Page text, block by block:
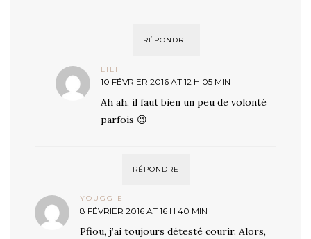
RÉPONDRE
LILI
10 FÉVRIER 2016 AT 12 H 05 MIN
Ah ah, il faut bien un peu de volonté
parfois 😉
RÉPONDRE
YOUGGIE
8 FÉVRIER 2016 AT 16 H 40 MIN
Pfiou, j’ai toujours détesté courir. Alors,